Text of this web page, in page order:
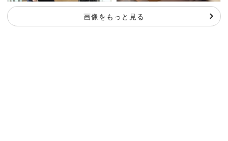
画像をもっと見る